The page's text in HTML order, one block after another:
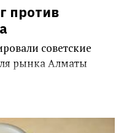
против
советские
рынка Алматы